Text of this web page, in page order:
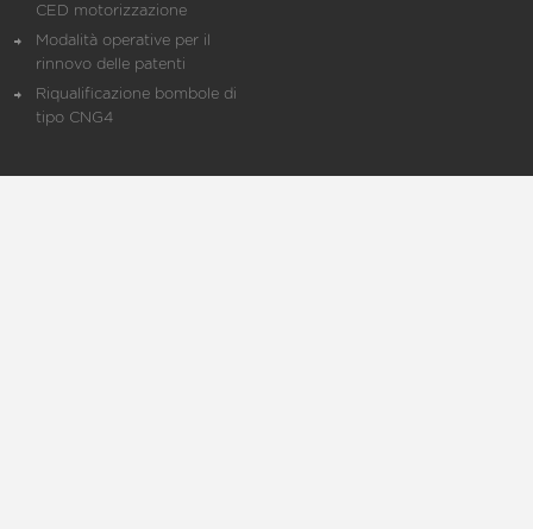
CED motorizzazione
Modalità operative per il
rinnovo delle patenti
Riqualificazione bombole di
tipo CNG4